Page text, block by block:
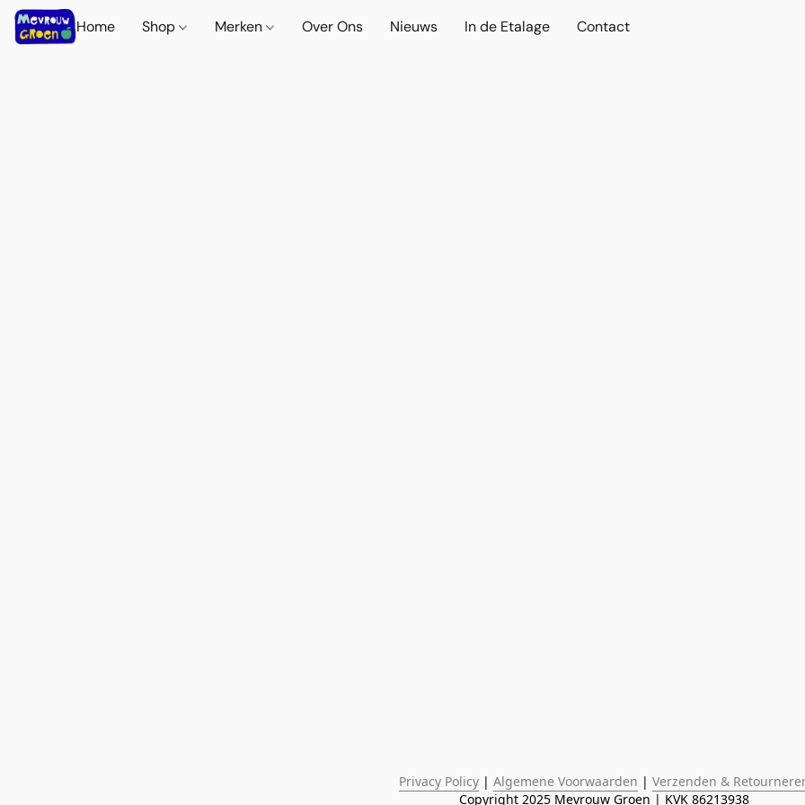
Home Shop Merken Over Ons Nieuws In de Etalage Contact
Privacy Policy | Algemene Voorwaarden | Verzenden &
Copyright 2025 Mevrouw Groen | KVK 86213938